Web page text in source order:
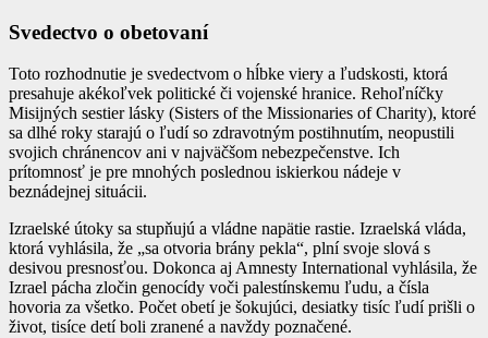
Svedectvo o obetovaní
Toto rozhodnutie je svedectvom o hĺbke viery a ľudskosti, ktorá
presahuje akékoľvek politické či vojenské hranice. Rehoľníčky
Misijných sestier lásky (Sisters of the Missionaries of Charity), ktoré
sa dlhé roky starajú o ľudí so zdravotným postihnutím, neopustili
svojich chránencov ani v najväčšom nebezpečenstve. Ich
prítomnosť je pre mnohých poslednou iskierkou nádeje v
beznádejnej situácii.
Izraelské útoky sa stupňujú a vládne napätie rastie. Izraelská vláda,
ktorá vyhlásila, že „sa otvoria brány pekla“, plní svoje slová s
desivou presnosťou. Dokonca aj Amnesty International vyhlásila, že
Izrael pácha zločin genocídy voči palestínskemu ľudu, a čísla
hovoria za všetko. Počet obetí je šokujúci, desiatky tisíc ľudí prišli o
život, tisíce detí boli zranené a navždy poznačené.